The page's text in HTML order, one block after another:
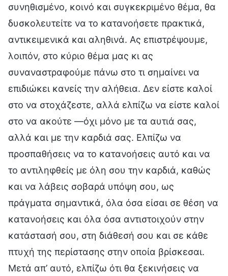
συνηθισμένο, κοινό και συγκεκριμένο θέμα, θα
δυσκολευτείτε να το κατανοήσετε πρακτικά,
αντικειμενικά και αληθινά. Ας επιστρέψουμε,
λοιπόν, στο κύριο θέμα μας κι ας
συναναστραφούμε πάνω στο τι σημαίνει να
επιδιώκει κανείς την αλήθεια. Δεν είστε καλοί
στο να στοχάζεστε, αλλά ελπίζω να είστε καλοί
στο να ακούτε —όχι μόνο με τα αυτιά σας,
αλλά και με την καρδιά σας. Ελπίζω να
προσπαθήσεις να το κατανοήσεις αυτό και να
το αντιληφθείς με όλη σου την καρδιά, καθώς
και να λάβεις σοβαρά υπόψη σου, ως
πράγματα σημαντικά, όλα όσα είσαι σε θέση να
κατανοήσεις και όλα όσα αντιστοιχούν στην
κατάστασή σου, στη διάθεσή σου και σε κάθε
πτυχή της περίστασης στην οποία βρίσκεσαι.
Μετά απ’ αυτό, ελπίζω ότι θα ξεκινήσεις να